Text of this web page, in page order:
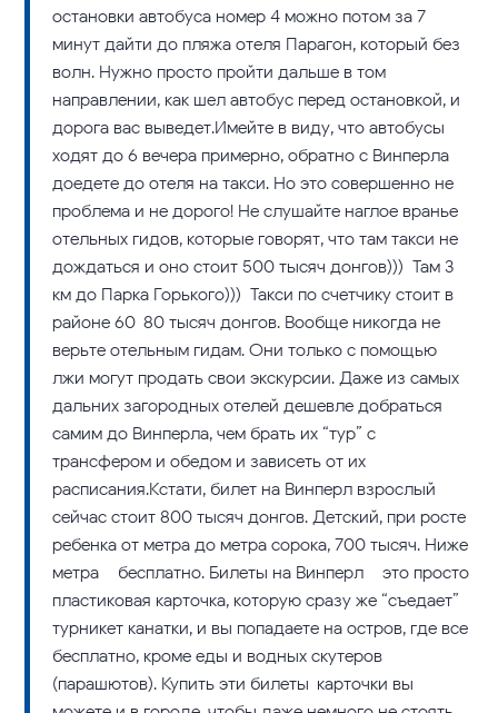
остановки автобуса номер 4 можно потом за 7
минут дайти до пляжа отеля Парагон, который без
волн. Нужно просто пройти дальше в том
направлении, как шел автобус перед остановкой, и
дорога вас выведет.Имейте в виду, что автобусы
ходят до 6 вечера примерно, обратно с Винперла
доедете до отеля на такси. Но это совершенно не
проблема и не дорого! Не слушайте наглое вранье
отельных гидов, которые говорят, что там такси не
дождаться и оно стоит 500 тысяч донгов))) Там 3
км до Парка Горького))) Такси по счетчику стоит в
районе 60-80 тысяч донгов. Вообще никогда не
верьте отельным гидам. Они только с помощью
лжи могут продать свои экскурсии. Даже из самых
дальних загородных отелей дешевле добраться
самим до Винперла, чем брать их “тур” с
трансфером и обедом и зависеть от их
расписания.Кстати, билет на Винперл взрослый
сейчас стоит 800 тысяч донгов. Детский, при росте
ребенка от метра до метра сорока, 700 тысяч. Ниже
метра – бесплатно. Билеты на Винперл – это просто
пластиковая карточка, которую сразу же “съедает”
турникет канатки, и вы попадаете на остров, где все
бесплатно, кроме еды и водных скутеров
(парашютов). Купить эти билеты-карточки вы